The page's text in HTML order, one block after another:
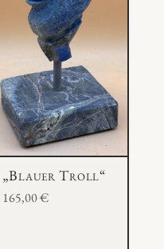
„Blauer Troll“
165,00€